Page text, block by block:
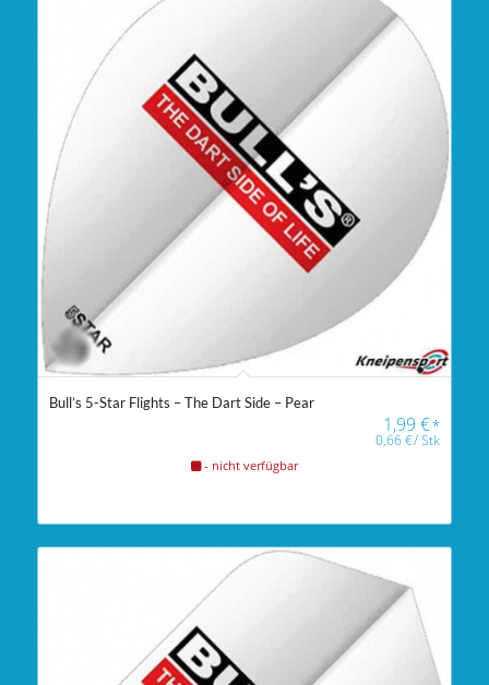
Bull’s 5-Star Flights – The Dart Side – Pear
1,99€*
0,66€/Stk
- nicht verfügbar